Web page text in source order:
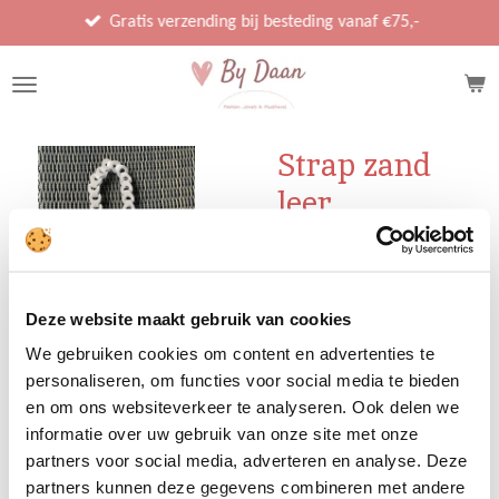
Deze website maakt gebruik van cookies
We gebruiken cookies om content en advertenties te
personaliseren, om functies voor social media te bieden
en om ons websiteverkeer te analyseren. Ook delen we
informatie over uw gebruik van onze site met onze
partners voor social media, adverteren en analyse. Deze
partners kunnen deze gegevens combineren met andere
direct
naar
Gratis verzending bij besteding vanaf €75,-
Strap zand
leer
Uitverkocht
e
e
h
e